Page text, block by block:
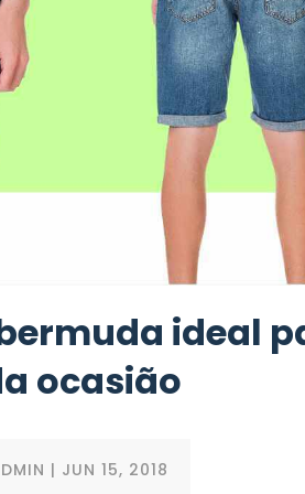
ideal
ocasião
| JUN 15, 2018